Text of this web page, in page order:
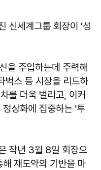
신세계그룹 회장이 '성
을 주입하는데 주력해
벅스 등 시장을 리드하
를 더욱 벌리고, 이커
상화에 집중하는 '투
작년 3월 8일 회장으
재도약의 기반을 마